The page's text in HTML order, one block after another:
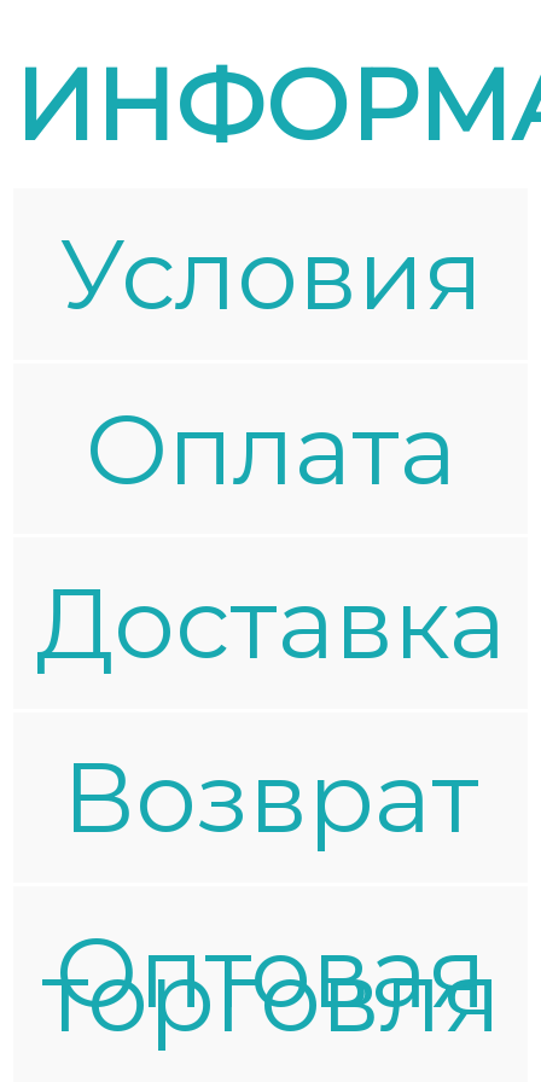
Условия
Oплата
Доставка
Возврат
Оптовая
торговля